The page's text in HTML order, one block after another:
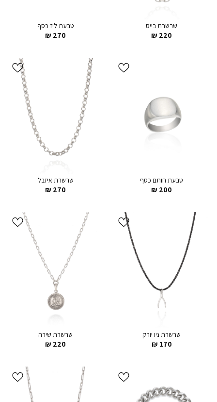
שרשרת בייס
220
₪
טבעת ליז כסף
270
₪
טבעת חותם כסף
200
₪
הוסף ל
WISHLIST
שרשרת איזבל
270
₪
הוסף ל
WISHLIST
שרשרת ניו יורק
170
₪
הוסף ל
WISHLIST
שרשרת שירה
220
₪
WISHLIST
הוסף ל
WISHLIST